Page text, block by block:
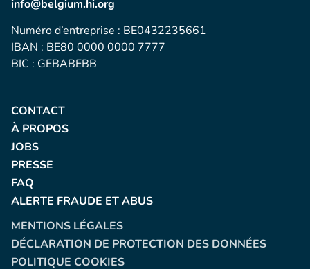
info@belgium.hi.org
Numéro d’entreprise : BE0432235661
IBAN : BE80 0000 0000 7777
BIC : GEBABEBB
CONTACT
À PROPOS
JOBS
PRESSE
FAQ
ALERTE FRAUDE ET ABUS
MENTIONS LÉGALES
DÉCLARATION DE PROTECTION DES DONNÉES
POLITIQUE COOKIES